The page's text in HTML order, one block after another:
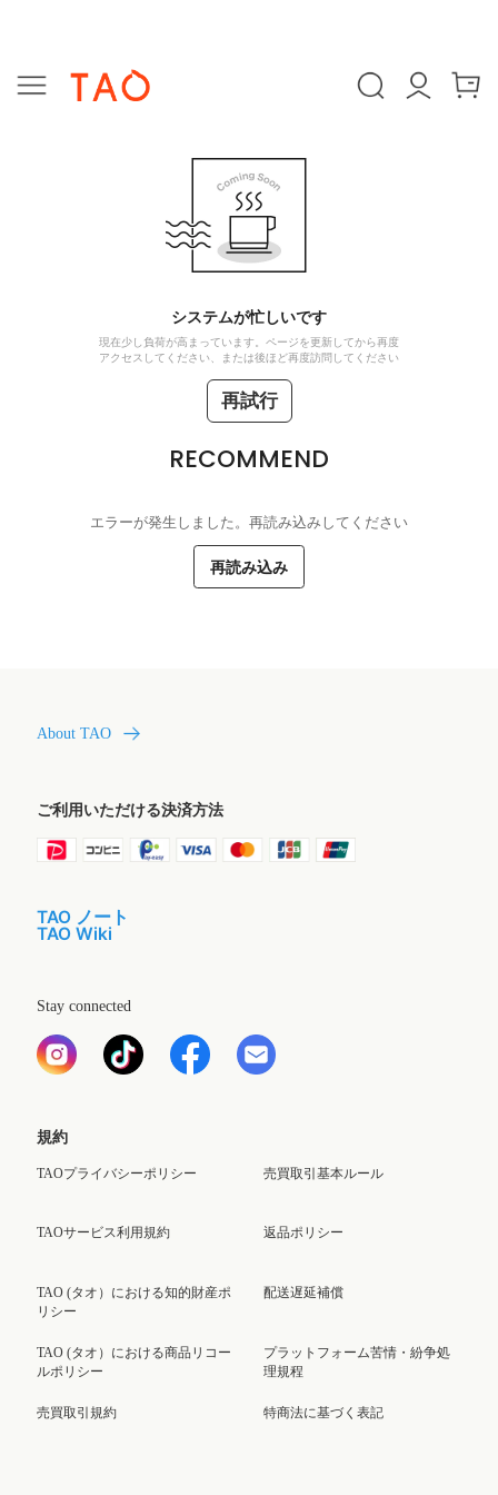
システムが忙しいです
現在少し負荷が高まっています。ページを更新してから再度
アクセスしてください、または後ほど再度訪問してください
再試行
RECOMMEND
エラーが発生しました。再読み込みしてください
再読み込み
About TAO
ご利用いただける決済方法
TAO ノート
TAO Wiki
Stay connected
規約
TAOプライバシーポリシー
TAOサービス利用規約
TAO (タオ）における知的財産ポ
リシー
TAO (タオ）における商品リコー
ルポリシー
売買取引規約
売買取引基本ルール
返品ポリシー
配送遅延補償
プラットフォーム苦情・紛争処
理規程
特商法に基づく表記